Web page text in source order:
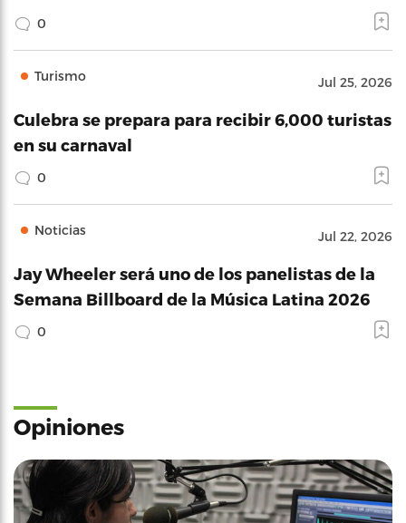
0
Turismo Jul 25, 2026
Culebra se prepara para recibir 6,000 turistas
en su carnaval
0
Noticias Jul 22, 2026
Jay Wheeler será uno de los panelistas de la
Semana Billboard de la Música Latina 2026
0
Opiniones